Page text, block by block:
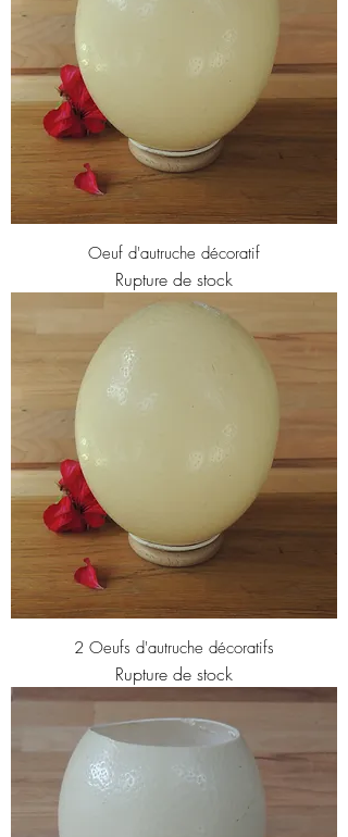
Oeuf d'autruche décoratif
Rupture de stock
2 Oeufs d'autruche décoratifs
Rupture de stock